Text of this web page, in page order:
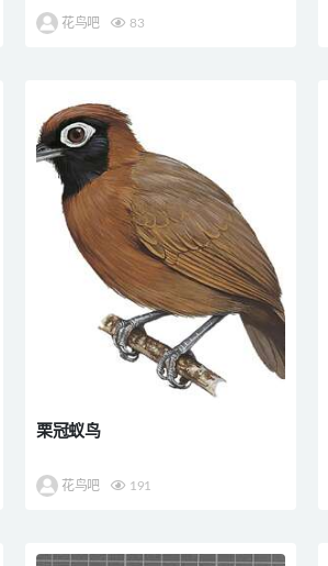
花鸟吧 83
栗冠蚁鸟
花鸟吧 191